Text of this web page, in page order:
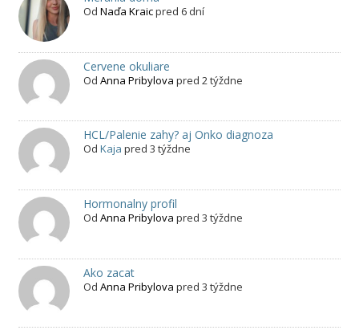
Od Naďa Kraicpred 6 dní
Cervene okuliare
Od Anna Pribylova pred 2 týždne
HCL/Palenie zahy? aj Onko diagnoza
Od Kaja pred 3 týždne
Hormonalny profil
Od Anna Pribylova pred 3 týždne
Ako zacat
Od Anna Pribylova pred 3 týždne